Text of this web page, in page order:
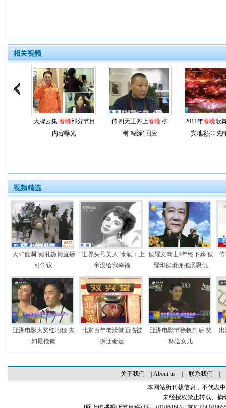
相关视频
大牌云集 春晚部分节目
内容曝光
传四天王齐上春晚柳
刚“糊涂”回应
2011年春晚歌
实地彩排 先
视频精选
大S“低调”婚礼微博直播
引争议
“世界头号美人”泰勒：上
帝没给我幸福
侯耀文离世4年终下葬 侯
耀华侯瓒拥抱泯恩仇
亚洲电影大奖红地毯 夫
妇最抢镜
北京百年老澡堂面临被
拆迁命运
亚洲电影节徐帆封后 奖
杯送女儿
关于我们 About us| 联系我们
本网站所刊载信息，不代表
未经授权禁止转载、摘